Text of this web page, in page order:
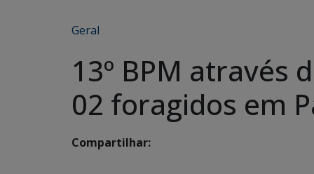
Geral
13º BPM através
02 foragidos em
Compartilhar: